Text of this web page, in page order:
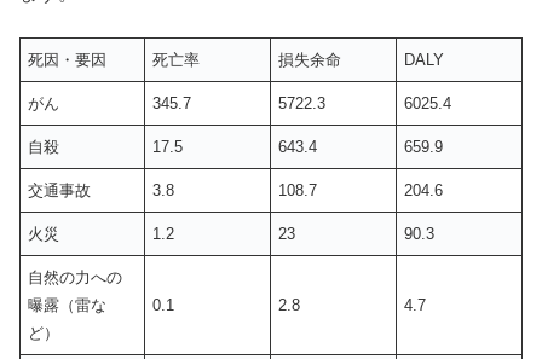
死因・要因 死亡率 損失余命 DALY
がん 345.7 5722.3 6025.4
自殺 17.5 643.4 659.9
交通事故 3.8 108.7 204.6
火災 1.2 23 90.3
自然の力への
曝露（雷な
ど）
0.1 2.8 4.7